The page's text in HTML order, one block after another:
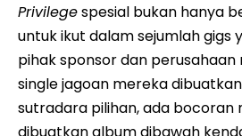
Privilegespesial bukan hanya
untuk ikut dalam sejumlah gigs
pihak sponsor dan perusahaan
single jagoan mereka
sutradara pilihan, ada bocoran